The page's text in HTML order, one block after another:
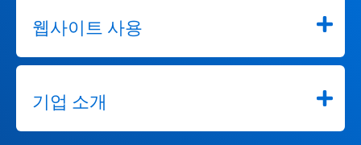
웹사이트 사용
기업 소개